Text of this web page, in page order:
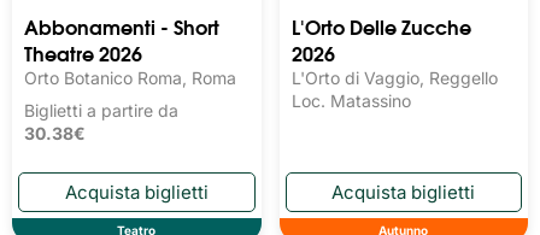
Abbonamenti - Short
Theatre 2026
Orto Botanico Roma, Roma
Biglietti a partire da
30.38€
Teatro
L'Orto Delle Zucche
2026
L'Orto di Vaggio, Reggello
Loc. Matassino
Autunno